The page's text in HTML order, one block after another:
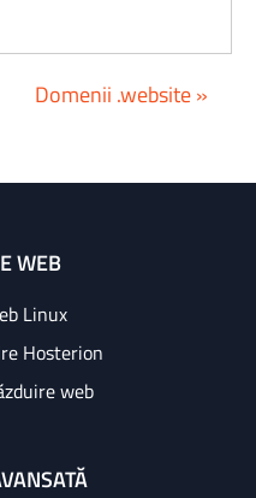
Domenii .website »
WEB
Linux
Hosterion
web